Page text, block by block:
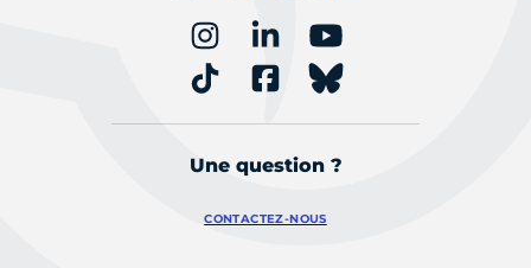
Une question ?
CONTACTEZ-NOUS